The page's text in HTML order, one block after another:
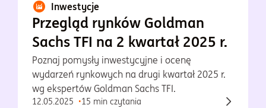
Inwestycje
Przegląd rynków Goldman
Sachs TFI na 2 kwartał 2025 r.
Poznaj pomysły inwestycyjne i ocenę
wydarzeń rynkowych na drugi kwartał 2025 r.
wg ekspertów Goldman Sachs TFI.
12.05.2025 15 min czytania